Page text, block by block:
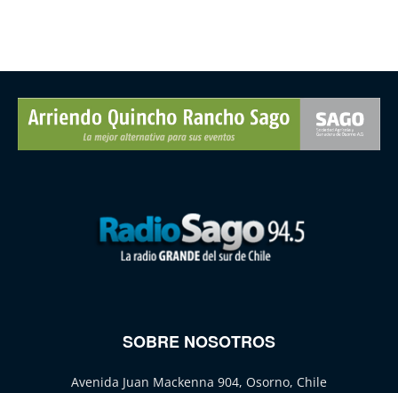
SOBRE NOSOTROS
Avenida Juan Mackenna 904, Osorno, Chile